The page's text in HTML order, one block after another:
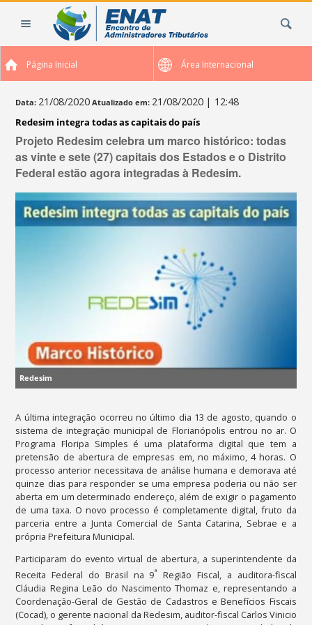
Página Inicial Área Internacional
Data: 21/08/2020 Atualizado em: 21/08/2020 | 12:48
Redesim integra todas as capitais do país
Projeto Redesim celebra um marco histórico: todas
as vinte e sete (27) capitais dos Estados e o Distrito
Federal estão agora integradas à Redesim.
Redesim
A última integração ocorreu no último dia 13 de agosto, quando o
sistema de integração municipal de Florianópolis entrou no ar. O
Programa Floripa Simples é uma plataforma digital que tem a
pretensão de abertura de empresas em, no máximo, 4 horas. O
processo anterior necessitava de análise humana e demorava até
quinze dias para responder se uma empresa poderia ou não ser
aberta em um determinado endereço, além de exigir o pagamento
de uma taxa. O novo processo é completamente digital, fruto da
parceria entre a Junta Comercial de Santa Catarina, Sebrae e a
própria Prefeitura Municipal.
Participaram do evento virtual de abertura, a superintendente da
Receita Federal do Brasil na 9ª
Região Fiscal, a auditora-fiscal
Cláudia Regina Leão do Nascimento Thomaz e, representando a
Coordenação-Geral de Gestão de Cadastros e Benefícios Fiscais
(Cocad), o gerente nacional da Redesim, auditor-fiscal Carlos Vinicio